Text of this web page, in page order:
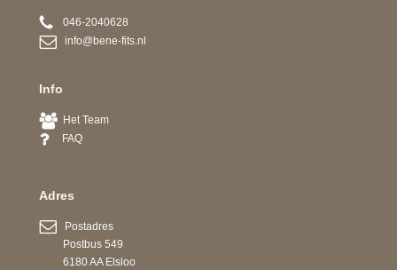
046-2040628
info@bene-fits.nl
Info
Het Team
FAQ
Adres
Postadres
Postbus 549
6180 AA Elsloo